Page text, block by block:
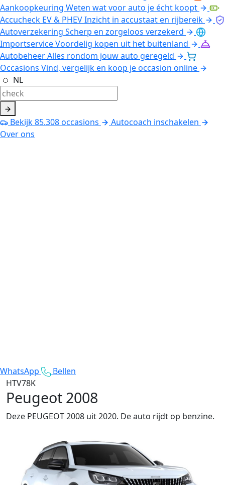
Aankoopkeuring Weten wat voor auto je écht koopt
Accucheck EV & PHEVInzicht in accustaat en rijbereik
Autoverzekering Scherp en zorgeloos verzekerd
ImportserviceVoordelig kopen uit het buitenland
AutobeheerAlles rondom jouw auto geregeld
Occasions Vind, vergelijk en koop je occasion online
NL
Bekijk85.308occasions
Autocoach inschakelen
Over ons
WhatsApp
Bellen
HTV78K
Peugeot 2008
Deze PEUGEOT 2008 uit 2020. De auto rijdt op benzine.